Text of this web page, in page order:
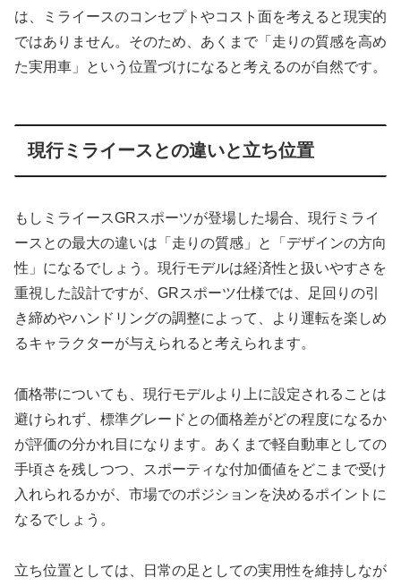
は、ミライースのコンセプトやコスト面を考えると現実的
ではありません。そのため、あくまで「走りの質感を高め
た実用車」という位置づけになると考えるのが自然です。
現行ミライースとの違いと立ち位置
もしミライースGRスポーツが登場した場合、現行ミライ
ースとの最大の違いは「走りの質感」と「デザインの方向
性」になるでしょう。現行モデルは経済性と扱いやすさを
重視した設計ですが、GRスポーツ仕様では、足回りの引
き締めやハンドリングの調整によって、より運転を楽しめ
るキャラクターが与えられると考えられます。
価格帯についても、現行モデルより上に設定されることは
避けられず、標準グレードとの価格差がどの程度になるか
が評価の分かれ目になります。あくまで軽自動車としての
手頃さを残しつつ、スポーティな付加価値をどこまで受け
入れられるかが、市場でのポジションを決めるポイントに
なるでしょう。
立ち位置としては、日常の足としての実用性を維持しなが